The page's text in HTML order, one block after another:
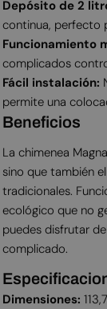
Depósito de 2
continua, perfecto
Funcionamiento
complicados
Fácil instalación:
permite una
Beneficios
La chimenea
sino que también
tradicionales.
ecológico que no
puedes disfrutar
complicado.
Dimensiones: